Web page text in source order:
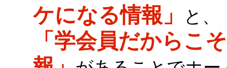
ケになる情報」
と、
「学会員だからこ